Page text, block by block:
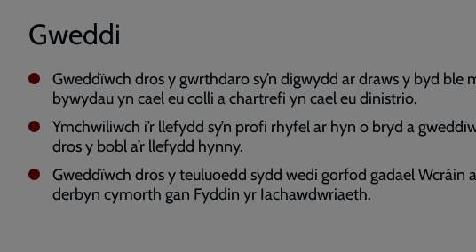
Gweddi
Gweddïwch dros y gwrthdaro sy’n digwydd ar draws y byd ble
bywydau yn cael eu colli a chartrefi yn cael eu dinistrio.
Ymchwiliwch i’r llefydd sy’n profi rhyfel ar hyn o bryd a
dros y bobl a’r llefydd hynny.
Gweddïwch dros y teuluoedd sydd wedi gorfod gadael Wcráin
derbyn cymorth gan Fyddin yr Iachawdwriaeth.